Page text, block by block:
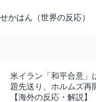
ン
せかはん（世界の反応）
米イラン「和平合意
題先送り、ホルムズ再
【海外の反応・解説】